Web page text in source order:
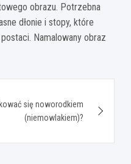
obrazu. Potrzebna
dłonie i stopy, które
Namalowany obraz
się noworodkiem
(niemowlakiem)?